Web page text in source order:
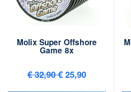
Molix Super Offshore
Game 8x
€ 32,90€ 25,90